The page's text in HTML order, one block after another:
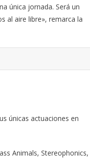
única jornada. Será un
al aire libre», remarca la
únicas actuaciones en
Animals, Stereophonics,